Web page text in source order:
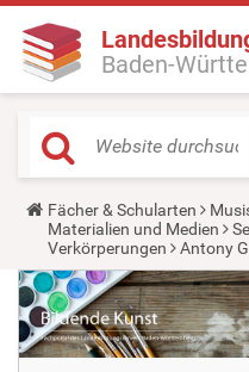
Baden-
Y
o
u
a
r
e
h
e
r
Fächer & Schularten
Materialien und Medien
Verkörperungen
Antony